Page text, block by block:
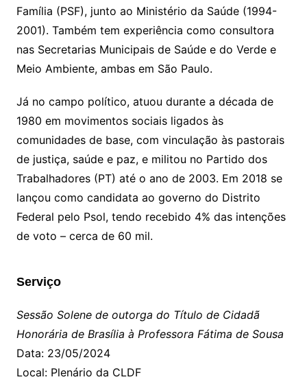
Família (PSF), junto ao Ministério da Saúde (1994-
2001). Também tem experiência como consultora
nas Secretarias Municipais de Saúde e do Verde e
Meio Ambiente, ambas em São Paulo.
Já no campo político, atuou durante a década de
1980 em movimentos sociais ligados às
comunidades de base, com vinculação às pastorais
de justiça, saúde e paz, e militou no Partido dos
Trabalhadores (PT) até o ano de 2003. Em 2018 se
lançou como candidata ao governo do Distrito
Federal pelo Psol, tendo recebido 4% das intenções
de voto – cerca de 60 mil.
Serviço
Sessão Solene de outorga do Título de Cidadã
Honorária de Brasília à Professora Fátima de Sousa
Data: 23/05/2024
Local: Plenário da CLDF